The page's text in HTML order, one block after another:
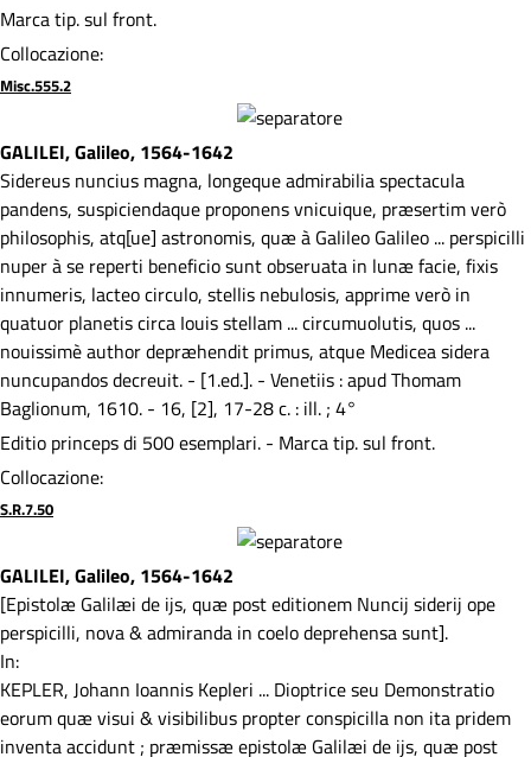
Marca tip. sul front.
Collocazione:
Misc.555.2
GALILEI, Galileo, 1564-1642
Sidereus nuncius magna, longeque admirabilia spectacula
pandens, suspiciendaque proponens vnicuique, præsertim verò
philosophis, atq[ue] astronomis, quæ à Galileo Galileo ... perspicilli
nuper à se reperti beneficio sunt obseruata in lunæ facie, fixis
innumeris, lacteo circulo, stellis nebulosis, apprime verò in
quatuor planetis circa Iouis stellam ... circumuolutis, quos ...
nouissimè author depræhendit primus, atque Medicea sidera
nuncupandos decreuit. - [1.ed.]. - Venetiis : apud Thomam
Baglionum, 1610. - 16, [2], 17-28 c. : ill. ; 4°
Editio princeps di 500 esemplari. - Marca tip. sul front.
Collocazione:
S.R.7.50
GALILEI, Galileo, 1564-1642
[Epistolæ Galilæi de ijs, quæ post editionem Nuncij siderij ope
perspicilli, nova & admiranda in coelo deprehensa sunt].
In:
KEPLER, Johann Ioannis Kepleri ... Dioptrice seu Demonstratio
eorum quæ visui & visibilibus propter conspicilla non ita pridem
inventa accidunt ; præmissæ epistolæ Galilæi de ijs, quæ post